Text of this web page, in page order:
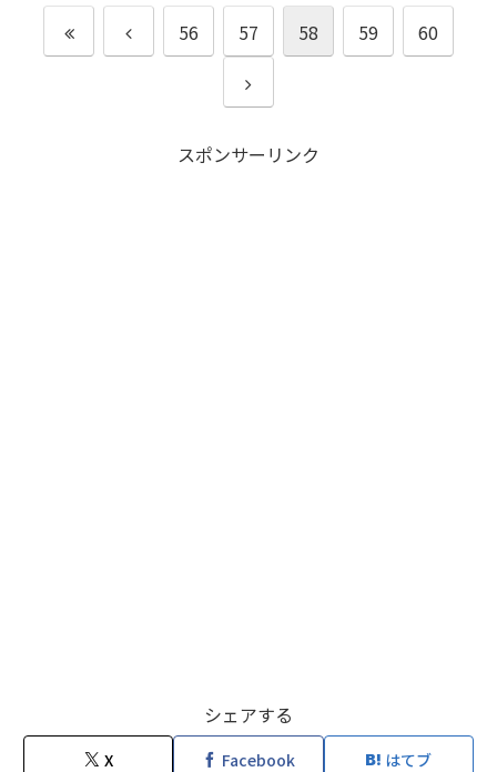
56 57 58 59 60
スポンサーリンク
シェアする
X Facebook はてブ